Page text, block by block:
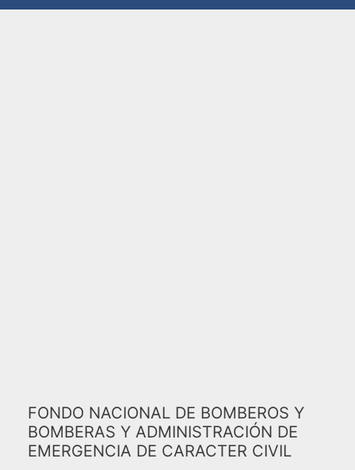
FONDO NACIONAL DE BOMBEROS Y
BOMBERAS Y ADMINISTRACIÓN DE
EMERGENCIA DE CARACTER CIVIL